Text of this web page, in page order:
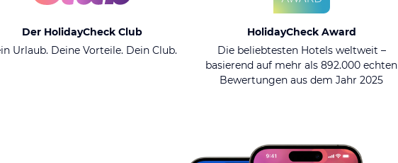
Der HolidayCheck Club
Urlaub. Deine Vorteile. Dein Club.
HolidayCheck Award
Die beliebtesten Hotels weltweit –
basierend auf mehr als 892.000 echten
Bewertungen aus dem Jahr 2025